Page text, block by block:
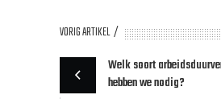
VORIG ARTIKEL
Welk soort
hebben we nodig?